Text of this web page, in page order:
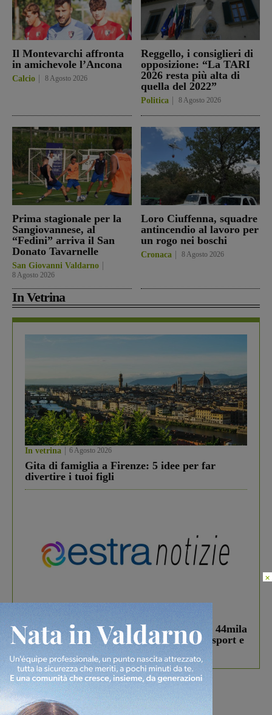
Il Montevarchi affronta
in amichevole l’Ancona
Calcio 8 Agosto 2026
Reggello, i consiglieri di
opposizione: “La TARI
2026 resta più alta di
quella del 2022”
Politica 8 Agosto 2026
Prima stagionale per la
Sangiovannese, al
“Fedini” arriva il San
Donato Tavarnelle
San Giovanni Valdarno
8 Agosto 2026
Loro Ciuffenna, squadre
antincendio al lavoro per
un rogo nei boschi
Cronaca 8 Agosto 2026
In Vetrina
In vetrina 6 Agosto 2026
Gita di famiglia a Firenze: 5 idee per far
divertire i tuoi figli
Estra Notizie agosto: Smart Cities, oltre 44mila
studenti coinvolti, torna il bando per lo sport e
debutta il podcast Estrair
×